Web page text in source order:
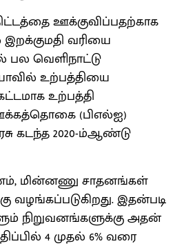
ஊக்குவிப்பதற்காக
இறக்குமதி வரியை
பல வெளிநாட்டு
உற்பத்தியை
உற்பத்தி
(பிஎல்ஐ)
கடந்த 2020-ம்ஆண்டு
மின்னணு சாதனங்கள்
வழங்கப்படுகிறது. இதன்படி
நிறுவனங்களுக்கு அதன்
4 முதல் 6% வரை